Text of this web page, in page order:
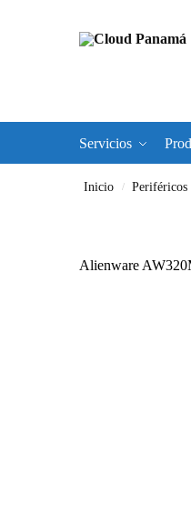
Servicios
Inicio / Periféricos
Alienware